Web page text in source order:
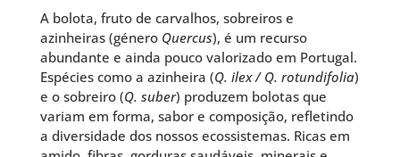
A bolota, fruto de carvalhos, sobreiros e
azinheiras (género Quercus), é um recurso
abundante e ainda pouco valorizado em Portugal.
Espécies como a azinheira (Q. ilex / Q. rotundifolia)
e o sobreiro (Q. suber) produzem bolotas que
variam em forma, sabor e composição, refletindo
a diversidade dos nossos ecossistemas. Ricas em